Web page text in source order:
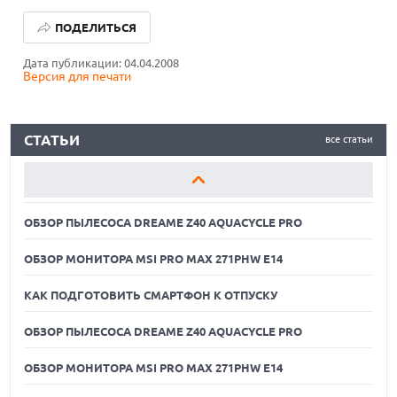
Дата публикации: 04.04.2008
Версия для печати
ПОДЕЛИТЬСЯ
все статьи
СТАТЬИ
ОБЗОР МОНИТОРА MSI PRO MAX 271PHW E14
КАК ПОДГОТОВИТЬ СМАРТФОН К ОТПУСКУ
КАК ПОДГОТОВИТЬ СМАРТФОН К ОТПУСКУ
ОБЗОР ПЫЛЕСОСА DREAME Z40 AQUACYCLE PRO
ОБЗОР МОНИТОРА MSI PRO MAX 271PHW E14
КАК ПОДГОТОВИТЬ СМАРТФОН К ОТПУСКУ
ОБЗОР ПЫЛЕСОСА DREAME Z40 AQUACYCLE PRO
ОБЗОР МОНИТОРА MSI PRO MAX 271PHW E14
05.08.2026